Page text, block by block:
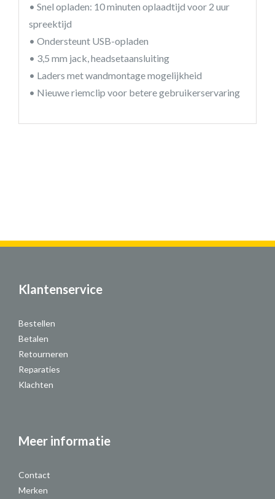
• Snel opladen: 10 minuten oplaadtijd voor 2 uur
spreektijd
• Ondersteunt USB-opladen
• 3,5 mm jack, headsetaansluiting
• Laders met wandmontage mogelijkheid
• Nieuwe riemclip voor betere gebruikerservaring
Klantenservice
Bestellen
Betalen
Retourneren
Reparaties
Klachten
Meer informatie
Contact
Merken